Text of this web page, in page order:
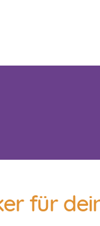
für